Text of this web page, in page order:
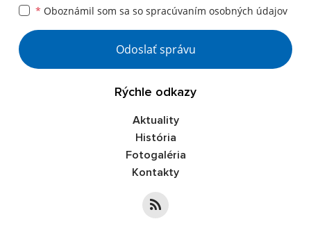
* Oboznámil som sa so spracúvaním osobných údajov
Google reCaptcha Response
Odoslať správu
Rýchle odkazy
Aktuality
História
Fotogaléria
Kontakty